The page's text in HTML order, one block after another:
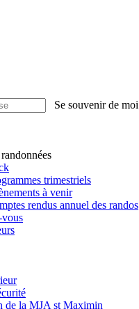
Se souvenir de moi
trimestriels
à venir
rendus annuel des randos
vous
de la MJA st Maximin